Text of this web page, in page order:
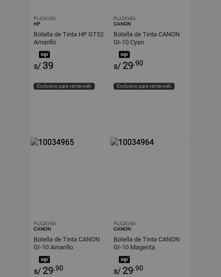
PLAZAVEA
HP
Botella de Tinta HP GT52
Amarillo
s/ 39
Exclusivo para venta web
PLAZAVEA
CANON
Botella de Tinta CANON
GI-10 Cyan
s/ 29.90
Exclusivo para venta web
PLAZAVEA
CANON
Botella de Tinta CANON
GI-10 Amarillo
s/ 29.90
PLAZAVEA
CANON
Botella de Tinta CANON
GI-10 Magenta
s/ 29.90